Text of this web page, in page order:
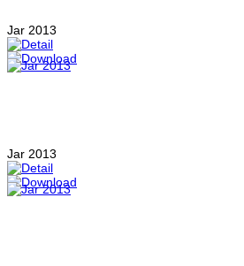
Jar 2013
Jar 2013